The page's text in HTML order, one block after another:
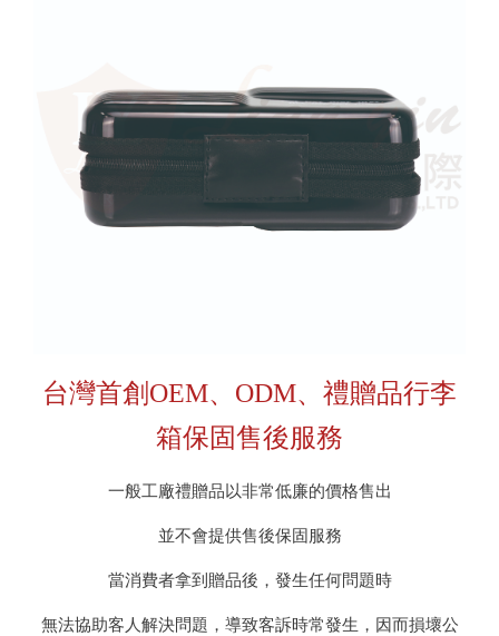
台灣首創OEM、ODM、禮贈品行李
箱保固售後服務
一般工廠禮贈品以非常低廉的價格售出
並不會提供售後保固服務
當消費者拿到贈品後，發生任何問題時
無法協助客人解決問題，導致客訴時常發生，因而損壞公